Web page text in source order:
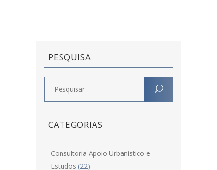
PESQUISA
CATEGORIAS
Consultoria Apoio Urbanístico e
Estudos (22)